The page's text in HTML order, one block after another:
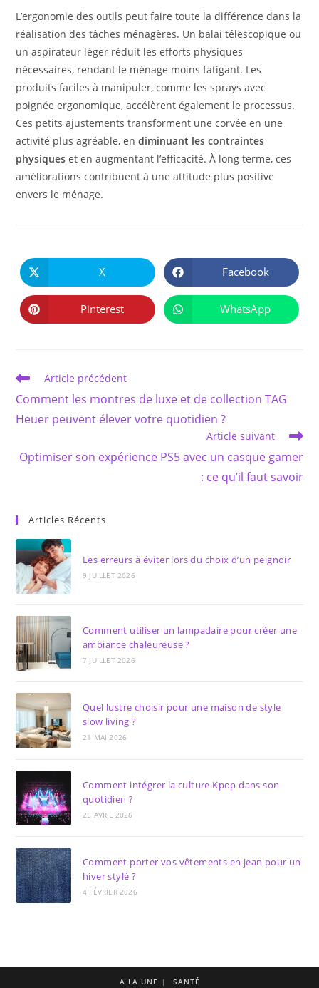
L’ergonomie des outils peut faire toute la différence dans la
réalisation des tâches ménagères. Un balai télescopique ou
un aspirateur léger réduit les efforts physiques
nécessaires, rendant le ménage moins fatigant. Les
produits faciles à manipuler, comme les sprays avec
poignée ergonomique, accélèrent également le processus.
Ces petits ajustements transforment une corvée en une
activité plus agréable, endiminuant les contraintes
physiques et en augmentant l’efficacité. À long terme, ces
améliorations contribuent à une attitude plus positive
envers le ménage.
CE
CONTENU
Ouvrir
dans
une
autre
fenêtre
X Ouvrir
dans
une
autre
fenêtre
Facebook
Ouvrir
dans
Pinterest Ouvrir
dans
WhatsApp
Read
articles
Article précédent
Comment les montres de luxe et de collection TAG
Heuer peuvent élever votre quotidien ?
Article suivant
Optimiser son expérience PS5 avec un casque gamer
: ce qu’il faut savoir
Articles Récents
Les erreurs à éviter lors du choix d’un peignoir
9 JUILLET 2026
Comment utiliser un lampadaire pour créer une
ambiance chaleureuse ?
7 JUILLET 2026
Quel lustre choisir pour une maison de style
slow living ?
21 MAI 2026
Comment intégrer la culture Kpop dans son
quotidien ?
25 AVRIL 2026
Comment porter vos vêtements en jean pour un
hiver stylé ?
4 FÉVRIER 2026
A LA UNE SANTÉ